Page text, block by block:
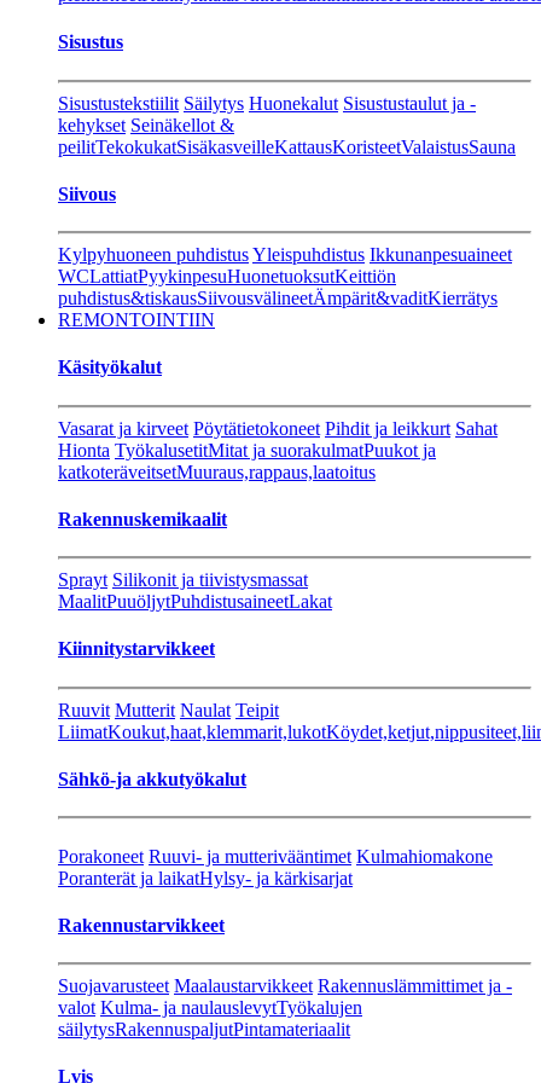
Sisustus
Sisustustekstiilit Säilytys Huonekalut Sisustustaulut ja -
kehykset Seinäkellot &
peilitTekokukatSisäkasveilleKattausKoristeetValaistusSauna
Siivous
Kylpyhuoneen puhdistusYleispuhdistus Ikkunanpesuaineet
WCLattiatPyykinpesuHuonetuoksutKeittiön
puhdistus&tiskausSiivousvälineetÄmpärit&vaditKierrätys
REMONTOINTIIN
Käsityökalut
Vasarat ja kirveet Pöytätietokoneet Pihdit ja leikkurt Sahat
Hionta TyökalusetitMitat ja suorakulmatPuukot ja
katkoteräveitsetMuuraus,rappaus,laatoitus
Rakennuskemikaalit
Sprayt Silikonit ja tiivistysmassat
MaalitPuuöljytPuhdistusaineetLakat
Kiinnitystarvikkeet
Ruuvit Mutterit Naulat Teipit
LiimatKoukut,haat,klemmarit,lukot
Sähkö-ja akkutyökalut
Porakoneet Ruuvi- ja mutterivääntimet Kulmahiomakone
Poranterät ja laikatHylsy- ja kärkisarjat
Rakennustarvikkeet
Suojavarusteet Maalaustarvikkeet Rakennuslämmittimet ja -
valot Kulma- ja naulauslevytTyökalujen
säilytysRakennuspaljutPintamateriaalit
Lvis